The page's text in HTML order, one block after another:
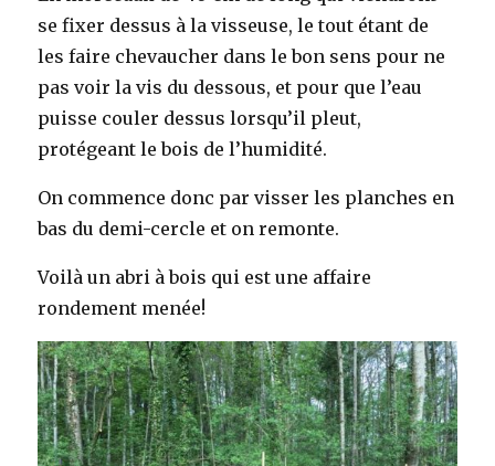
se fixer dessus à la visseuse, le tout étant de
les faire chevaucher dans le bon sens pour ne
pas voir la vis du dessous, et pour que l’eau
puisse couler dessus lorsqu’il pleut,
protégeant le bois de l’humidité.
On commence donc par visser les planches en
bas du demi-cercle et on remonte.
Voilà un abri à bois qui est une affaire
rondement menée!